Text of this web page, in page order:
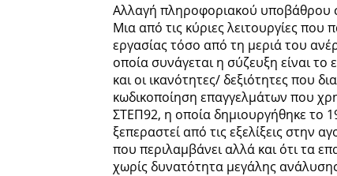
Αλλαγή πληροφοριακού υποβάθρου
Μια από τις κύριες λειτουργίες
εργασίας τόσο από τη μεριά του
οποία συνάγεται η σύζευξη είναι
και οι ικανότητες/ δεξιότητες που
κωδικοποίηση επαγγελμάτων που
ΣΤΕΠ92, η οποία δημιουργήθηκε το
ξεπεραστεί από τις εξελίξεις στην
που περιλαμβάνει αλλά και ότι τα
χωρίς δυνατότητα μεγάλης